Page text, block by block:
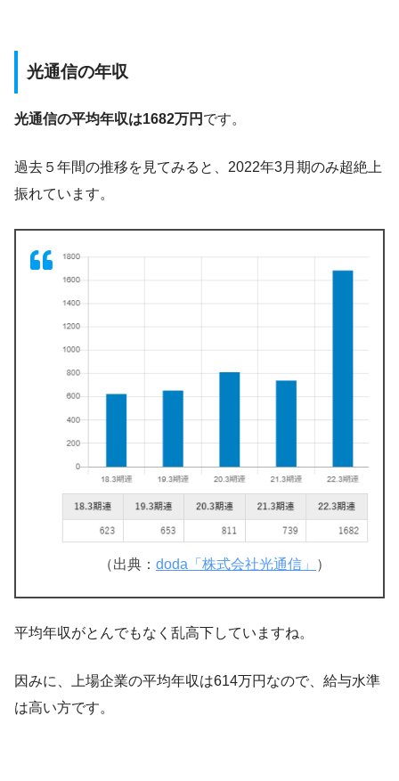
光通信の年収
光通信の平均年収は1682万円 です。
過去５年間の推移を見てみると、2022年3月期のみ超絶上
振れています。
（出典： doda「株式会社光通信」 ）
平均年収がとんでもなく乱高下していますね。
因みに、上場企業の平均年収は614万円なので、給与水準
は高い方です。